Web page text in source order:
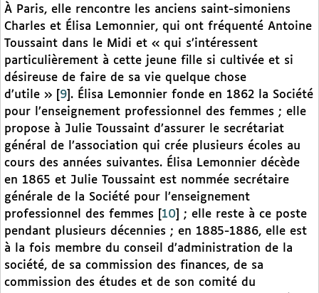
À Paris, elle rencontre les anciens saint-simoniens
Charles et Élisa Lemonnier, qui ont fréquenté Antoine
Toussaint dans le Midi et « qui s’intéressent
particulièrement à cette jeune fille si cultivée et si
désireuse de faire de sa vie quelque chose
d’utile »
9 . Élisa Lemonnier fonde en 1862 la Société
pour l’enseignement professionnel des femmes ; elle
propose à Julie Toussaint d’assurer le secrétariat
général de l’association qui crée plusieurs écoles au
cours des années suivantes. Élisa Lemonnier décède
en 1865 et Julie Toussaint est nommée secrétaire
générale de la Société pour l’enseignement
professionnel des femmes
10
; elle reste à ce poste
pendant plusieurs décennies ; en 1885-1886, elle est
à la fois membre du conseil d’administration de la
société, de sa commission des finances, de sa
commission des études et de son comité du